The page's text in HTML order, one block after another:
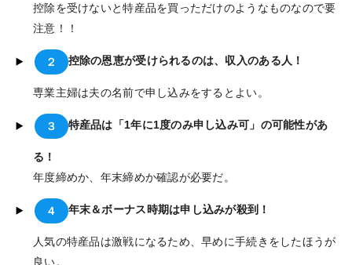
控除を受けないと特産品を買っただけのようなものなので要
注意！！
２ 控除の恩恵が受けられるのは、収入のある人！
専業主婦は夫の名前で申し込みをするとよい。
３ 特産品は「1年に1度のみ申し込み可」の可能性があ
る！
年度締めか、年末締めか確認が必要だ。
４ 年末＆ボーナス時期は申し込みが殺到！
人気の特産品は激戦になるため、早めに手続きをしたほうが
良い。